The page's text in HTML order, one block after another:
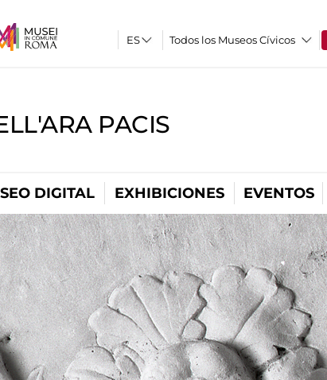
Todos los Museos Cívicos
PACIS
DIGITAL EXHIBICIONES EVENTOS